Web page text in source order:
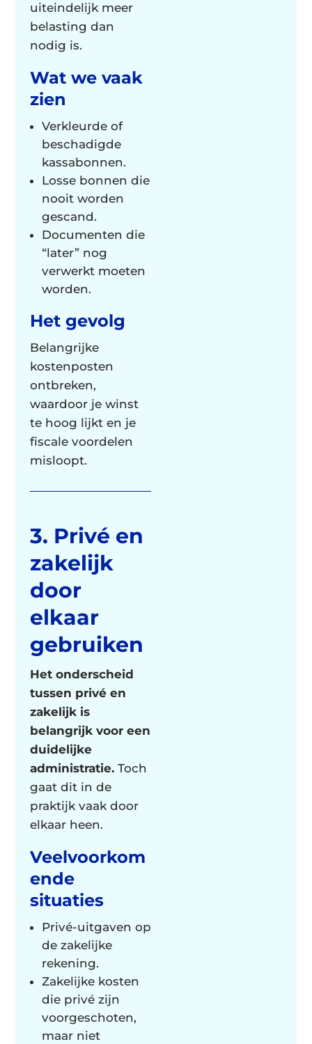
uiteindelijk meer
belasting dan
nodig is.
Wat we vaak
zien
Verkleurde of
beschadigde
kassabonnen.
Losse bonnen die
nooit worden
gescand.
Documenten die
“later” nog
verwerkt moeten
worden.
Het gevolg
Belangrijke
kostenposten
ontbreken,
waardoor je winst
te hoog lijkt en je
fiscale voordelen
misloopt.
3. Privé en
zakelijk
door
elkaar
gebruiken
Het onderscheid
tussen privé en
zakelijk is
belangrijk voor een
duidelijke
administratie.Toch
gaat dit in de
praktijk vaak door
elkaar heen.
Veelvoorkom
ende
situaties
Privé-uitgaven op
de zakelijke
rekening.
Zakelijke kosten
die privé zijn
voorgeschoten,
maar niet